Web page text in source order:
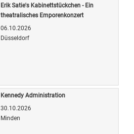
Erik Satie's Kabinettstückchen - Ein
theatralisches Emporenkonzert
06.10.2026
Düsseldorf
Kennedy Administration
30.10.2026
Minden